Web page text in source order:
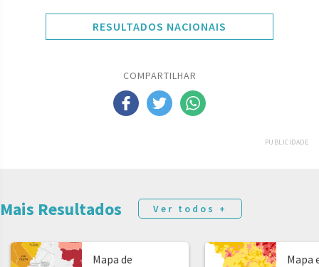
RESULTADOS NACIONAIS
COMPARTILHAR
PUBLICIDADE
Mais Resultados Ver todos +
Mapa de
Mapa